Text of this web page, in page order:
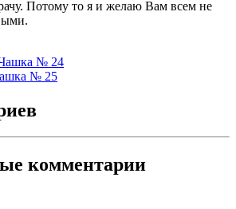
Потому то я и желаю Вам всем не
№ 24
№ 25
комментарии